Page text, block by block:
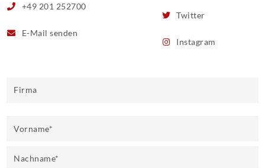
+49 201 252700
E-Mailsenden
Twitter
Instagram
Firma
Vorname*
Nachname*